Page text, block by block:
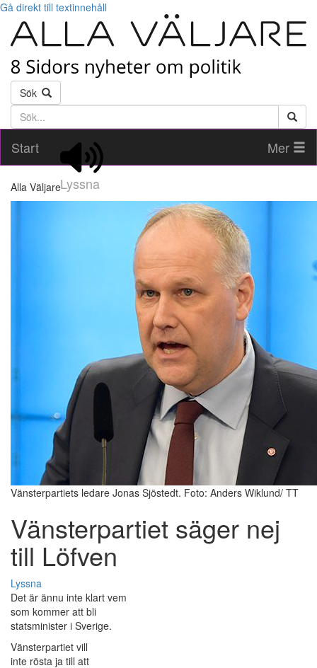
Gå direkt till textinnehåll
Sök
Söktext
Start
Lyssna
Mer
Alla Väljare
Vänsterpartiets ledare Jonas Sjöstedt. Foto: Anders Wiklund/ TT
Vänsterpartiet säger nej
till Löfven
Lyssna
Det är ännu inte klart vem
som kommer att bli
statsminister i Sverige.
Vänsterpartiet vill
inte rösta ja till att